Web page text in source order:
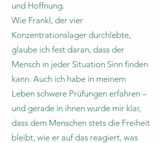
und Hoffnung.
Wie Frankl, der vier
Konzentrationslager durchlebte,
glaube ich fest daran, dass der
Mensch in jeder Situation Sinn finden
kann. Auch ich habe in meinem
Leben schwere Prüfungen erfahren –
und gerade in ihnen wurde mir klar,
dass dem Menschen stets die Freiheit
bleibt, wie er auf das reagiert, was